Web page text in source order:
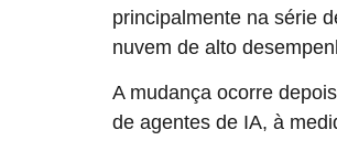
principalmente na série
nuvem de alto
A mudança ocorre
de agentes de IA, à